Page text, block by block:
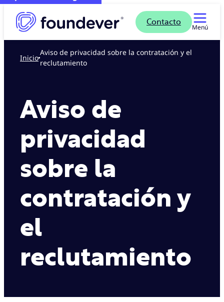
Contacto
Menú
Inicio
Aviso de privacidad sobre la contratación y el
reclutamiento
Aviso de
privacidad
sobre la
contratación y
el
reclutamiento